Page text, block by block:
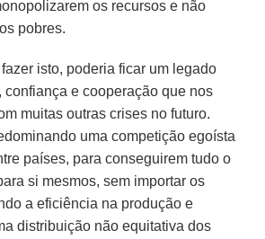
os recursos e não
pobres.
isto, poderia ficar um legado
, confiança e cooperação que nos
muitas outras crises no futuro.
uma competição egoísta
países, para conseguirem tudo o
si mesmos, sem importar os
a eficiência na produção e
distribuição não equitativa dos